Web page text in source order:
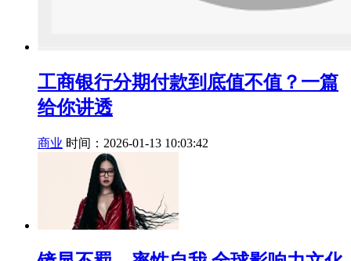
工商银行分期付款到底值不值？一篇
给你讲透
商业 时间：2026-01-13 10:03:42